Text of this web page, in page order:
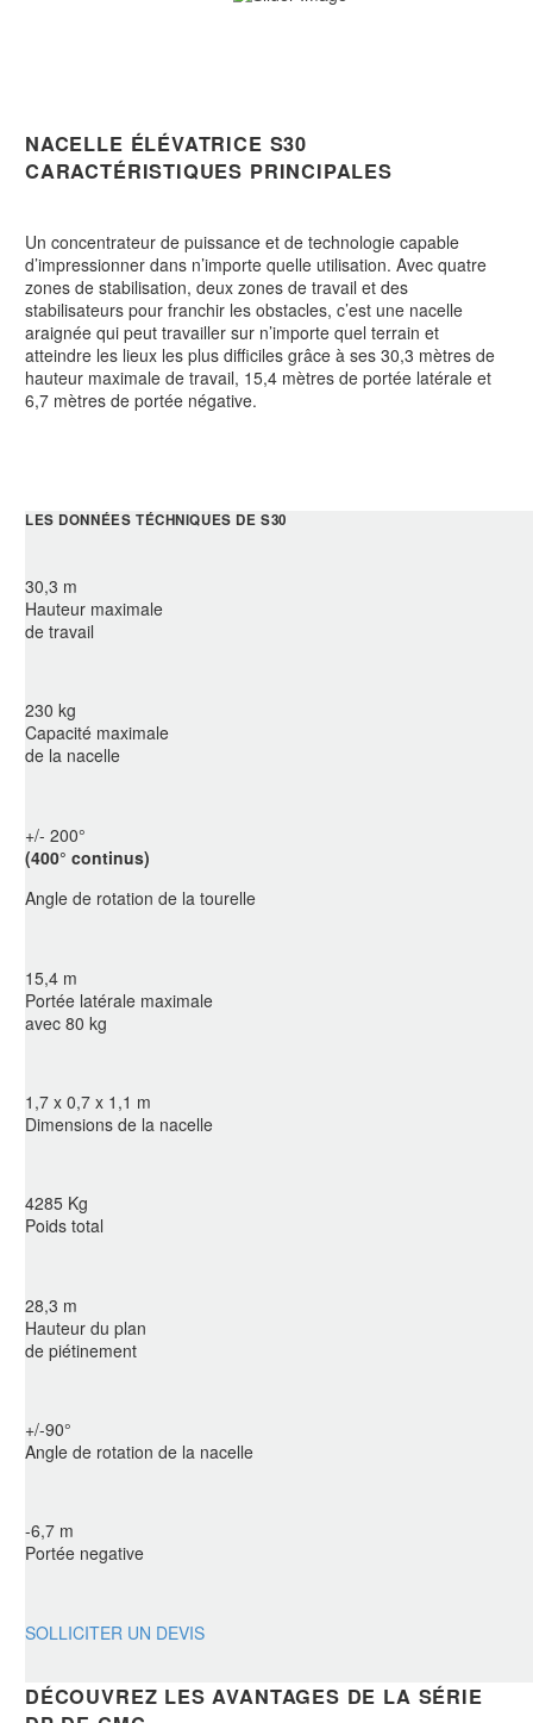
NACELLE ÉLÉVATRICE S30
CARACTÉRISTIQUES PRINCIPALES
Un concentrateur de puissance et de technologie capable
d’impressionner dans n’importe quelle utilisation. Avec quatre
zones de stabilisation, deux zones de travail et des
stabilisateurs pour franchir les obstacles, c’est une nacelle
araignée qui peut travailler sur n’importe quel terrain et
atteindre les lieux les plus difficiles grâce à ses 30,3 mètres de
hauteur maximale de travail, 15,4 mètres de portée latérale et
6,7 mètres de portée négative.
LES DONNÉES TÉCHNIQUES DE S30
30,3 m
Hauteur maximale
de travail
230 kg
Capacité maximale
de la nacelle
+/- 200°
(400° continus)
Angle de rotation de la tourelle
15,4 m
Portée latérale maximale
avec 80 kg
1,7 x 0,7 x 1,1 m
Dimensions de la nacelle
4285 Kg
Poids total
28,3 m
Hauteur du plan
de piétinement
+/-90°
Angle de rotation de la nacelle
-6,7 m
Portée negative
SOLLICITER UN DEVIS
DÉCOUVREZ LES AVANTAGES DE LA SÉRIE